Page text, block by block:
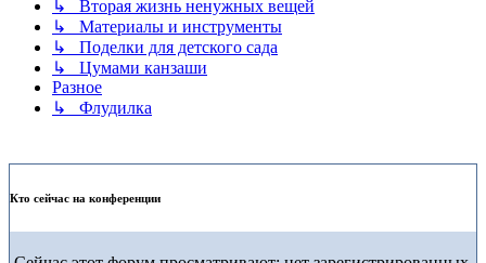
↳ Вторая жизнь ненужных вещей
↳ Материалы и инструменты
↳ Поделки для детского сада
↳ Цумами канзаши
Разное
↳ Флудилка
Кто сейчас на конференции